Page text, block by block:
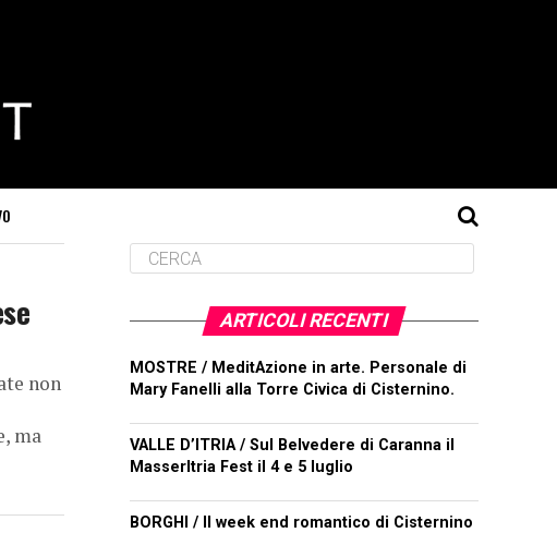
non
ma
ARTICOLI RECENTI
MOSTRE / MeditAzione in arte. Personale di
Mary Fanelli alla Torre Civica di Cisternino.
VALLE D’ITRIA / Sul Belvedere di Caranna il
MasserItria Fest il 4 e 5 luglio
BORGHI / Il week end romantico di Cisternino